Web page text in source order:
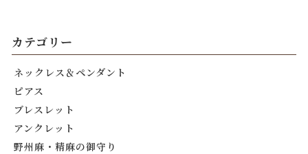
カテゴリー
ネックレス＆ペンダント
ピアス
ブレスレット
アンクレット
野州麻・精麻の御守り